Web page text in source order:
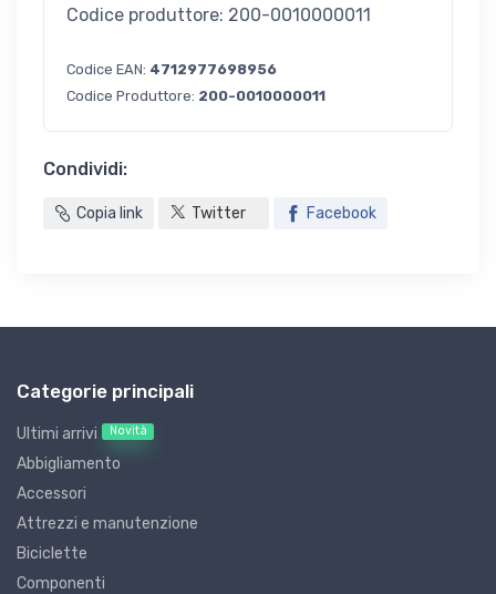
Codice produttore: 200-0010000011
Codice EAN: 4712977698956
Codice Produttore: 200-0010000011
Condividi:
Copia link Twitter Facebook
Categorie principali
Ultimi arrivi Novità
Abbigliamento
Accessori
Attrezzi e manutenzione
Biciclette
Componenti